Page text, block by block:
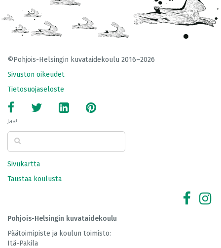
©Pohjois-Helsingin kuvataidekoulu 2016–2026
Sivuston oikeudet
Tietosuojaseloste
Jaa!
Sivukartta
Taustaa koulusta
Pohjois-Helsingin kuvataidekoulu
Päätoimipiste ja koulun toimisto:
Itä-Pakila